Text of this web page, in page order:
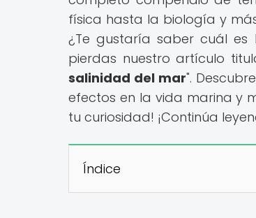
física hasta la biología y
¿Te gustaría saber cuál es
pierdas nuestro artículo
salinidad del mar".
efectos en la vida marina y
tu curiosidad! ¡Continúa
Índice